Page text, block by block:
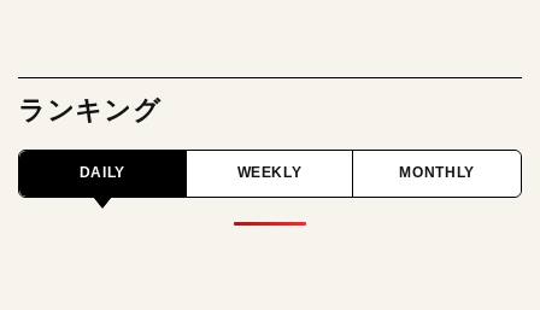
ランキング
DAILY WEEKLY MONTHLY